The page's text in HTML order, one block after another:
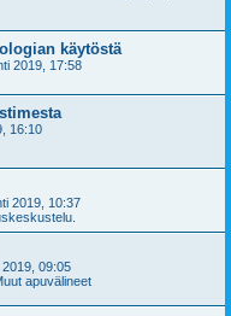
käytöstä
2019, 17:58
16:10
2019, 10:37
2019, 09:05
apuvälineet